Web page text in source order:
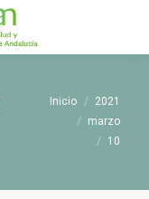
Estás aquí:
Inicio
2021
marzo
10